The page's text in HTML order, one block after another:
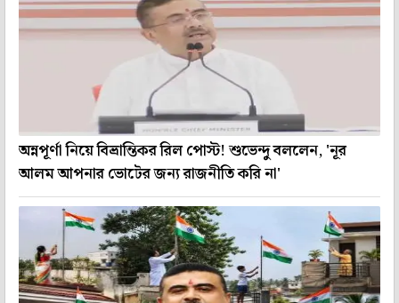
অন্নপূর্ণা নিয়ে বিভ্রান্তিকর রিল পোস্ট! শুভেন্দু বললেন, 'নূর
আলম আপনার ভোটের জন্য রাজনীতি করি না'